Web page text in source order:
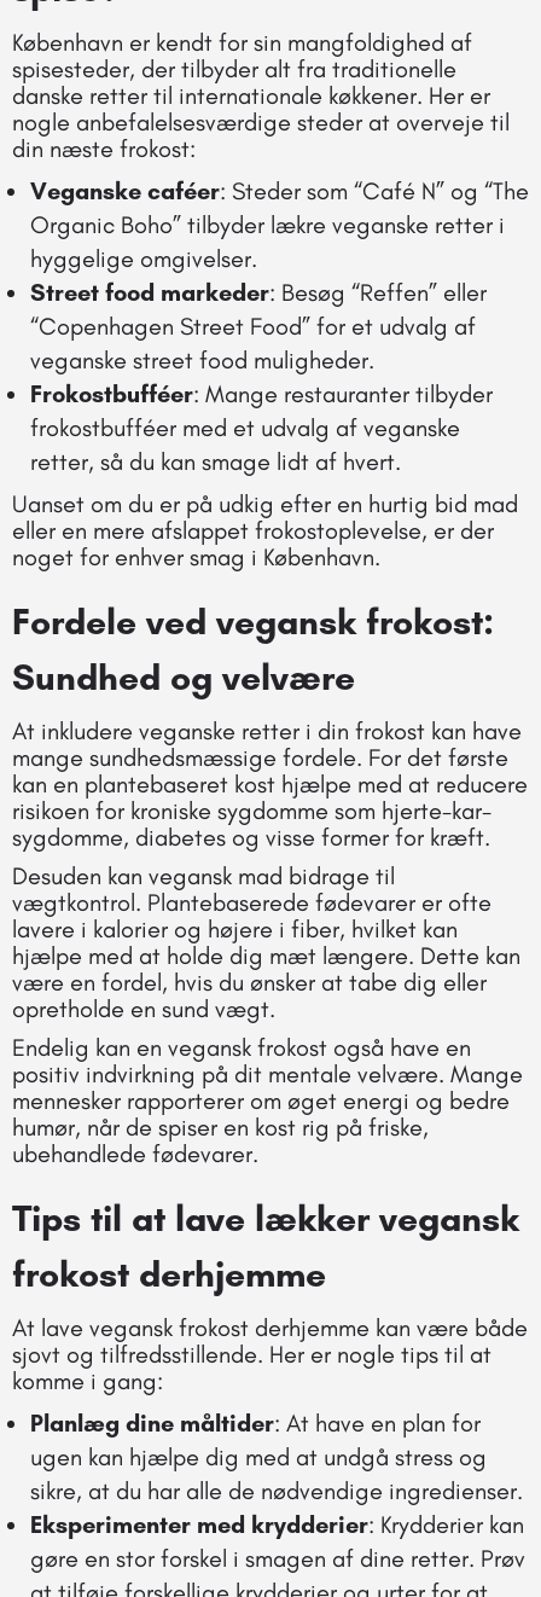
København er kendt for sin mangfoldighed af
spisesteder, der tilbyder alt fra traditionelle
danske retter til internationale køkkener. Her er
nogle anbefalelsesværdige steder at overveje til
din næste frokost:
Veganske caféer: Steder som “Café N” og “The
Organic Boho” tilbyder lækre veganske retter i
hyggelige omgivelser.
Street food markeder: Besøg “Reffen” eller
“Copenhagen Street Food” for et udvalg af
veganske street food muligheder.
Frokostbufféer: Mange restauranter tilbyder
frokostbufféer med et udvalg af veganske
retter, så du kan smage lidt af hvert.
Uanset om du er på udkig efter en hurtig bid mad
eller en mere afslappet frokostoplevelse, er der
noget for enhver smag i København.
Fordele ved vegansk frokost:
Sundhed og velvære
At inkludere veganske retter i din frokost kan have
mange sundhedsmæssige fordele. For det første
kan en plantebaseret kost hjælpe med at reducere
risikoen for kroniske sygdomme som hjerte-kar-
sygdomme, diabetes og visse former for kræft.
Desuden kan vegansk mad bidrage til
vægtkontrol. Plantebaserede fødevarer er ofte
lavere i kalorier og højere i fiber, hvilket kan
hjælpe med at holde dig mæt længere. Dette kan
være en fordel, hvis du ønsker at tabe dig eller
opretholde en sund vægt.
Endelig kan en vegansk frokost også have en
positiv indvirkning på dit mentale velvære. Mange
mennesker rapporterer om øget energi og bedre
humør, når de spiser en kost rig på friske,
ubehandlede fødevarer.
Tips til at lave lækker vegansk
frokost derhjemme
At lave vegansk frokost derhjemme kan være både
sjovt og tilfredsstillende. Her er nogle tips til at
komme i gang:
Planlæg dine måltider: At have en plan for
ugen kan hjælpe dig med at undgå stress og
sikre, at du har alle de nødvendige ingredienser.
Eksperimenter med krydderier: Krydderier kan
gøre en stor forskel i smagen af dine retter. Prøv